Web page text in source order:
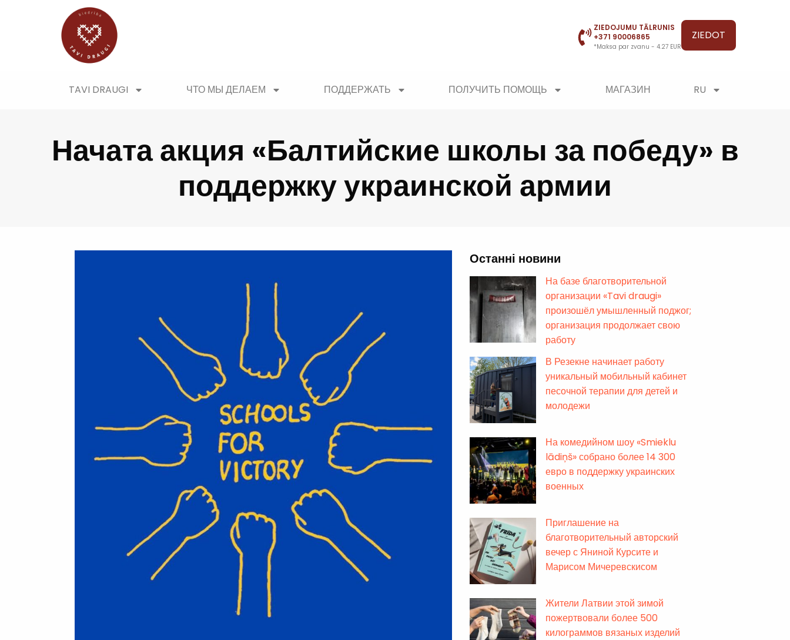
ZIEDOJUMU TĀLRUNIS
+371 90006865
*Maksa par zvanu - 4.27 EUR
ZIEDOT
TAVI DRAUGI ЧТО МЫ ДЕЛАЕМ ПОДДЕРЖАТЬ ПОЛУЧИТЬ ПОМОЩЬ МАГАЗИН RU
Начата акция «Балтийские школы за победу» в
поддержку украинской армии
Останні новини
На базе благотворительной
организации «Tavi draugi»
произошёл умышленный поджог;
организация продолжает свою
работу
В Резекне начинает работу
уникальный мобильный кабинет
песочной терапии для детей и
молодежи
На комедийном шоу «Smieklu
lādiņš» собрано более 14 300
евро в поддержку украинских
военных
Приглашение на
благотворительный авторский
вечер с Яниной Курсите и
Марисом Мичеревскисом
Жители Латвии этой зимой
пожертвовали более 500
килограммов вязаных изделий